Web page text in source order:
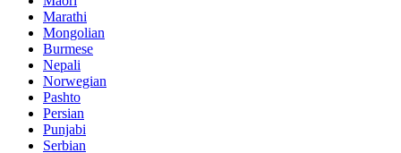
Marathi
Mongolian
Burmese
Nepali
Norwegian
Pashto
Persian
Punjabi
Serbian